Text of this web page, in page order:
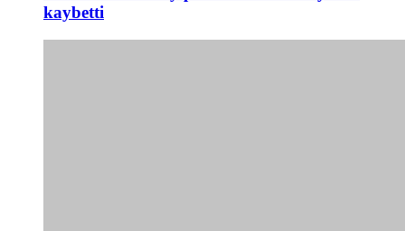
kaybetti